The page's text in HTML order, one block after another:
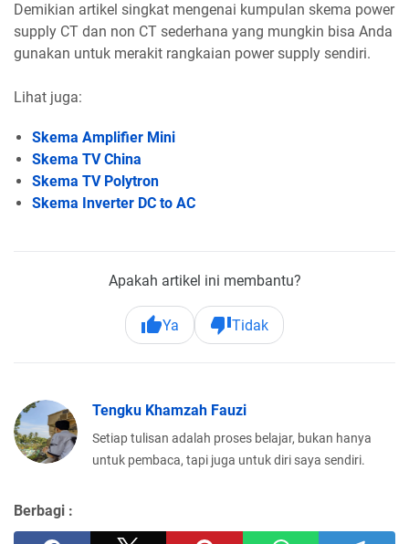
Demikian artikel singkat mengenai kumpulan skema power
supply CT dan non CT sederhana yang mungkin bisa Anda
gunakan untuk merakit rangkaian power supply sendiri.
Lihat juga:
Skema Amplifier Mini
Skema TV China
Skema TV Polytron
Skema Inverter DC to AC
Apakah artikel ini membantu?
Ya Tidak
Tengku Khamzah Fauzi
Setiap tulisan adalah proses belajar, bukan hanya
untuk pembaca, tapi juga untuk diri saya sendiri.
Berbagi :